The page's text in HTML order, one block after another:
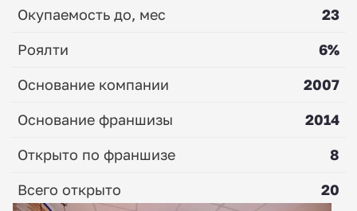
Окупаемость до, мес
23
Роялти
6%
Основание компании
2007
Основание франшизы
2014
Открыто по франшизе
8
Всего открыто
20